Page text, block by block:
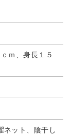
ｍ、身長１５
ネット、陰干し